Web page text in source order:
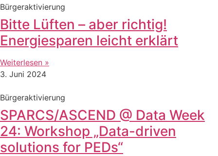
Bürgeraktivierung
Bitte Lüften – aber richtig!
Energiesparen leicht erklärt
Weiterlesen »
3. Juni 2024
Bürgeraktivierung
SPARCS/ASCEND @ Data Week
24: Workshop „Data-driven
solutions for PEDs“